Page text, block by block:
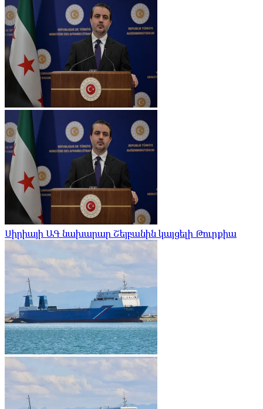
Սիրիայի ԱԳ նախարար Շեյբանին կայցելի Թուրքիա